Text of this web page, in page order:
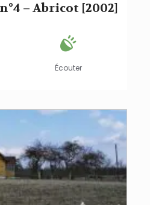
– Abricot [2002]
Écouter